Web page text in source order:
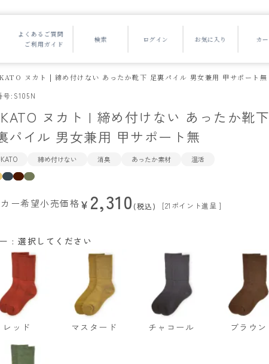
よくあるご質問
ご利用ガイド
ヌカト | 締め付けない あったか靴下 足裏パイル 男女兼用 甲サポート無
号 S105N
ヌカト | 締め付けない あったか靴下
パイル 男女兼用 甲サポート無
締め付けない 消臭 あったか素材 温活
ー希望小売価格¥ 2,310 税込 [21 ポイント進呈 ]
選択してください
レッド マスタード チャコール ブラウン